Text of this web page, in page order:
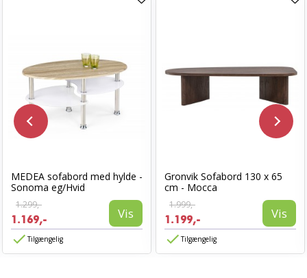
MEDEA sofabord med hylde -
Sonoma eg/Hvid
1.299,-
1.169,- Vis
Tilgængelig
Gronvik Sofabord 130 x 65
cm - Mocca
1.999,-
1.199,- Vis
Tilgængelig